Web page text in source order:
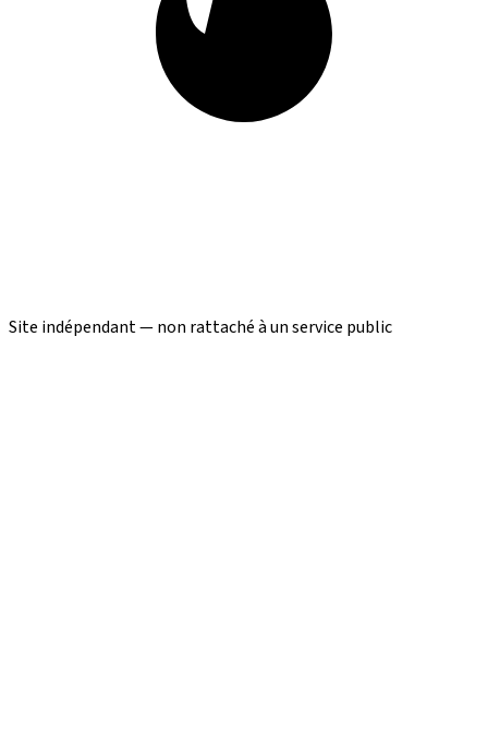
Site indépendant — non rattaché à un service public